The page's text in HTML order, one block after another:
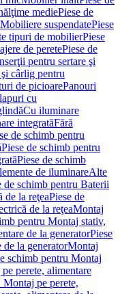
mediePiese de
Mobiliere suspendatePiese
tipuri de mobilierPiese
de peretePiese de
pentru sertare şi
cârlig pentru
de picioarePanouri
cu
Cu iluminare
integratăFără
de schimb pentru
Piese de schimb pentru
Piese de schimb
de iluminareAlte
de schimb pentru Baterii
de la reţeaPiese de
de la reţeaMontaj
pentru Montaj stativ,
de la generatorPiese
la generatorMontaj
schimb pentru Montaj
perete, alimentare
Montaj pe perete,